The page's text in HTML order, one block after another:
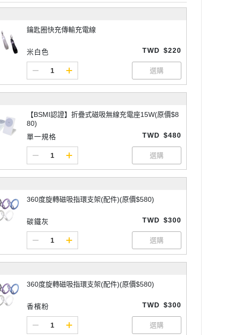
鑰匙圈快充傳輸充電線
米白色 TWD $220
【BSMI認證】折疊式磁吸無線充電座15W(原價$8
80)
單一規格
TWD $480
360度旋轉磁吸指環支架(配件)(原價$580)
碳鐵灰 TWD $300
360度旋轉磁吸指環支架(配件)(原價$580)
香檳粉 TWD $300